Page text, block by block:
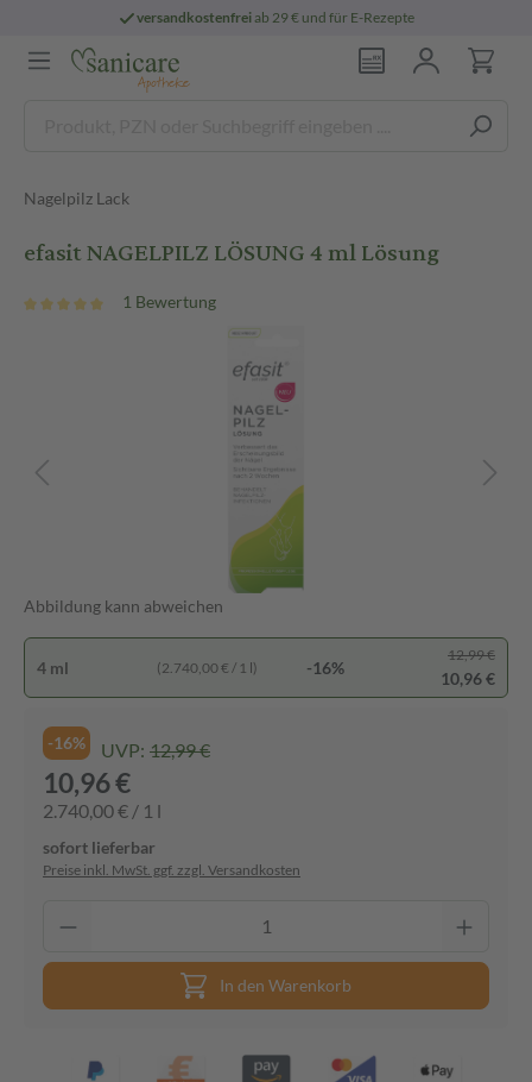
versandkostenfreiab 29 € und für E-Rezepte
Nagelpilz Lack
efasit NAGELPILZ LÖSUNG 4 ml Lösung
1 Bewertung
Abbildung kann abweichen
4 ml (2.740,00 € / 1 l) -16%
12,99 €
10,96 €
-16% UVP: 12,99 €
10,96 €
2.740,00 € / 1 l
sofort lieferbar
Preise inkl. MwSt. ggf. zzgl. Versandkosten
In den Warenkorb